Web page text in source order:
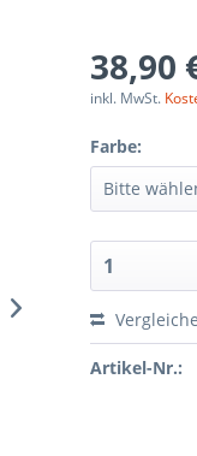
38,90
inkl. MwSt.
Farbe:
Artikel-Nr.: